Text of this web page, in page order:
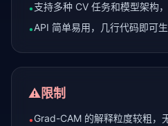
•支持多种 CV 任务和模型架构
•API 简单易用，几行代码即可
⚠️限制
•Grad-CAM 的解释粒度较粗，